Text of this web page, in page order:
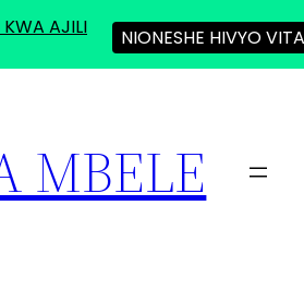
MBELE
AJILI
NIONESHE HIVYO